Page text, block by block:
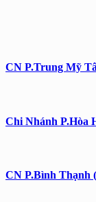
CN P.Trung Mỹ
Chi Nhánh P.Hòa
CN P.Bình Thạnh